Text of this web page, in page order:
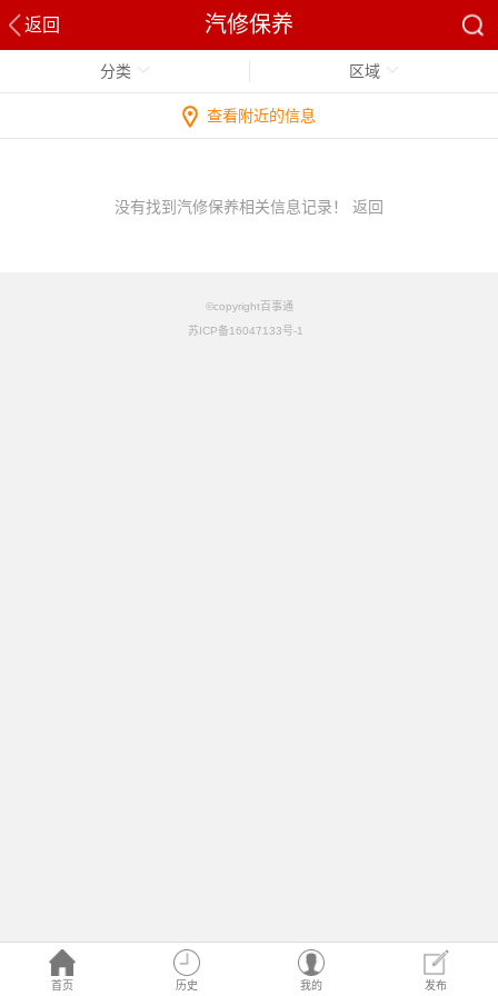
返回 汽修保养
首页 历史 我的 发布
分类 区域
查看附近的信息
没有找到汽修保养相关信息记录！ 返回
©copyright百事通
苏ICP备16047133号-1